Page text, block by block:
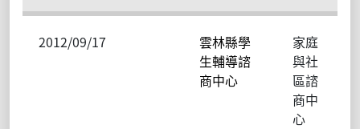
2012/09/17
雲林縣學
生輔導諮
商中心
家庭
與社
區諮
商中
心